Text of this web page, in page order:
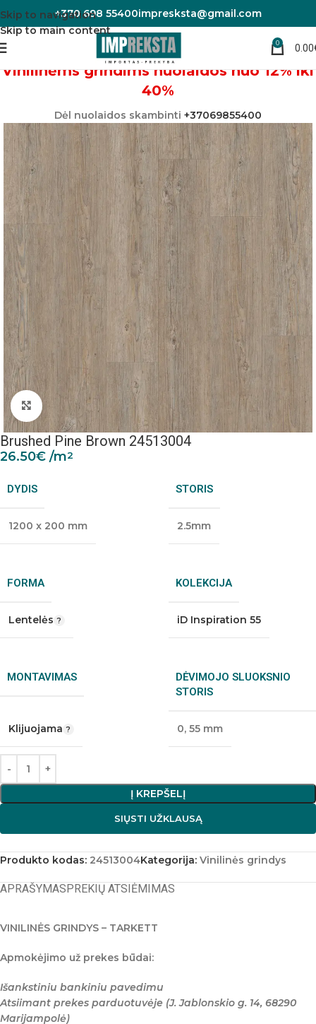
Skip to navigation
Skip to main content
+370 698 55400impresksta@gmail.com
0 0.00
Pradžia Vinilinės grindys
Vinilinėms grindims nuolaidos nuo 12% iki
40%
Dėl nuolaidos skambinti +37069855400
Padidinti nuotrauką
Brushed Pine Brown 24513004
26.50€ /m2
DYDIS
1200 x 200 mm
STORIS
2.5mm
FORMA
Lentelės
KOLEKCIJA
iD Inspiration 55
MONTAVIMAS
Klijuojama
DĖVIMOJO SLUOKSNIO
STORIS
0, 55 mm
Į KREPŠELĮ
SIŲSTI UŽKLAUSĄ
Produkto kodas: 24513004Kategorija: Vinilinės grindys
APRAŠYMASPREKIŲ ATSIĖMIMAS
VINILINĖS GRINDYS – TARKETT
Apmokėjimo už prekes būdai:
Išankstiniu bankiniu pavedimu
Atsiimant prekes parduotuvėje (J. Jablonskio g. 14, 68290
Marijampolė)